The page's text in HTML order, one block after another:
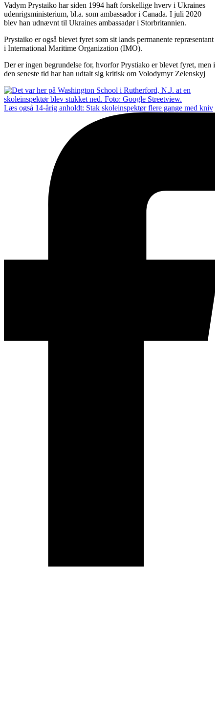
Vadym Prystaiko har siden 1994 haft forskellige hverv i Ukraines
udenrigsministerium, bl.a. som ambassador i Canada. I juli 2020
blev han udnævnt til Ukraines ambassadør i Storbritannien.
Prystaiko er også blevet fyret som sit lands permanente repræsentant
i International Maritime Organization (IMO).
Der er ingen begrundelse for, hvorfor Prystiako er blevet fyret, men i
den seneste tid har han udtalt sig kritisk om Volodymyr Zelenskyj
Læs også 14-årig anholdt: Stak skoleinspektør flere gange med kniv